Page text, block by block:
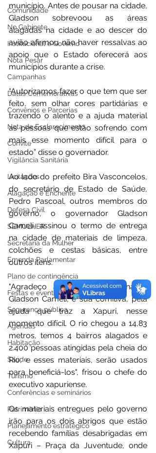
Comunidade
No Gabinete
Institucional e Governo
Nota Pesar
Campanhas
Datas Comemorativas
Convênios e Parcerias
Nota de Esclarecimento
Convite
Vigilância Sanitária
Licitações
Alagação e Enchente
Defesa Civil
SEMULHER
Secretaria da Mulher
Emenda Parlamentar
Plano de contingência
Festas e eventos
Segurança pública
Agendas
Habitação
Saúde
Turismo
Conferências e seminários
Patrimônio
Planejamento estratégico
Cultura
município. Antes de pousar na cidade,
Gladson sobrevoou as áreas
alagadas na cidade e ao descer do
avião afirmou não haver ressalvas ao
apoio que o Estado oferecerá aos
municípios durante a crise.
“Autorizamos fazer o que tem que ser
feito, sem olhar cores partidárias e
trazendo o alento e a ajuda material
as pessoas que estão sofrendo com
mais esse momento difícil para o
estado” disse o governador.
Ao lado do prefeito Bira Vasconcelos,
do secretário de Estado de Saúde,
Pedro Pascoal, outros membros do
governo, o governador Gladson
Cameli, assinou o termo de entrega
na cidade de materiais de limpeza,
colchões e cestas básicas, entre
outros itens.
"Agradeço a visita do governador
Gladson Cameli, e sua comitiva, pela
ajuda que traz a Xapuri, nesse
momento difícil. O rio chegou a 14,83
metros, temos 4 bairros alagados e
2.400 pessoas atingidas pela cheia do
Rio, e esses materiais, serão usados
para beneficiá-los", frisou o chefe do
executivo xapuriense.
Os materiais entregues pelo governo
irão para os dois abrigos que estão
recebendo famílias desabrigadas em
Xapuri – Praça da Juventude, onde